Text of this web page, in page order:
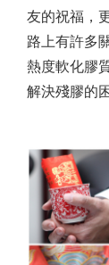
友的祝福，
路上有許多
熱度軟化膠
解決殘膠的